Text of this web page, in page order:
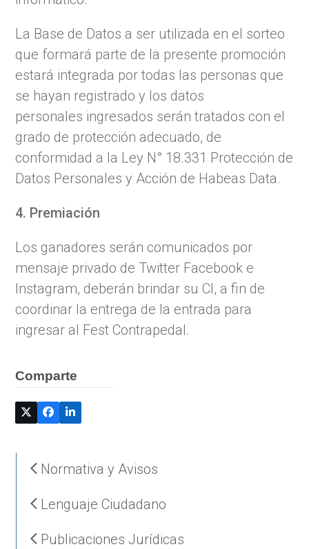
La Base de Datos a ser utilizada en el sorteo
que formará parte de la presente promoción
estará integrada por todas las personas que
se hayan registrado y los datos
personales ingresados serán tratados con el
grado de protección adecuado, de
conformidad a la Ley N° 18.331 Protección de
Datos Personales y Acción de Habeas Data.
4. Premiación
Los ganadores serán comunicados por
mensaje privado de Twitter Facebook e
Instagram, deberán brindar su CI, a fin de
coordinar la entrega de la entrada para
ingresar al Fest Contrapedal.
Comparte
Normativa y Avisos
Lenguaje Ciudadano
Publicaciones Jurídicas